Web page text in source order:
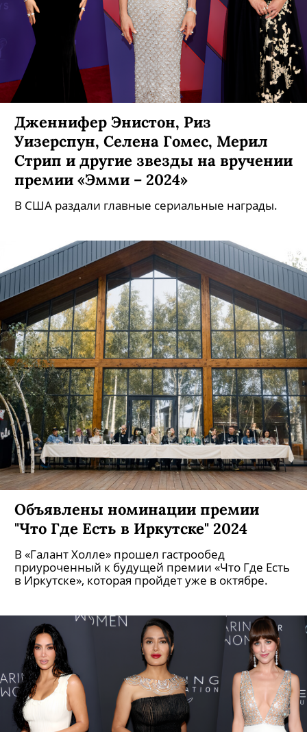
Дженнифер Энистон, Риз
Уизерспун, Селена Гомес, Мерил
Стрип и другие звезды на вручении
премии «Эмми – 2024»
Объявлены номинации премии
"Что Где Есть в Иркутске" 2024
В «Галант Холле» прошел гастрообед